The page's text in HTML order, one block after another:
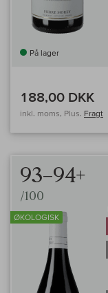
På lager
188,00 DKK
inkl. moms, Plus. Fragt
93–94+
/100
ØKOLOGISK